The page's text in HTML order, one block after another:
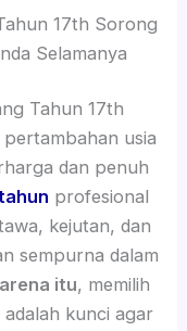
17th Sorong
Selamanya
Tahun 17th
usia
dan penuh
profesional
kejutan, dan
sempurna dalam
itu, memilih
kunci agar